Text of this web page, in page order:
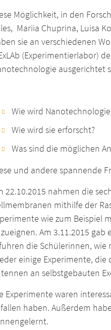
Möglichkeit, in den
Mariia Chuprina, Luisa
sie an verschiedenen
(Experimentierlabor)
ausgerichtet
Wie wird
Wie wird sie erforscht?
Was sind die möglichen
und andere spannende
22.10.2015 nahmen die
mithilfe der
wie zum Beispiel
Am 3.11.2015
die Schülerinnen, wie
einige Experimente,
an selbstgebauten
Experimente waren
haben. Außerdem